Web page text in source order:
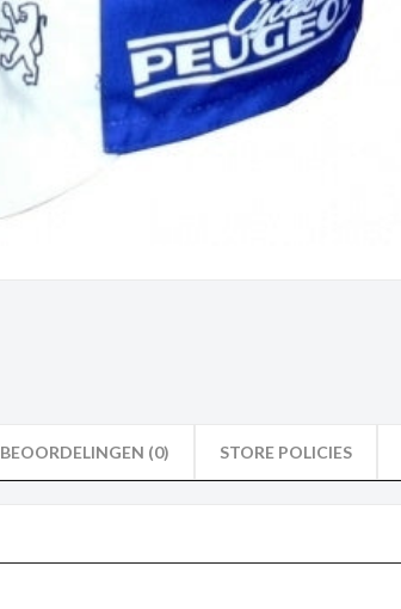
BEOORDELINGEN (0) STORE POLICIES